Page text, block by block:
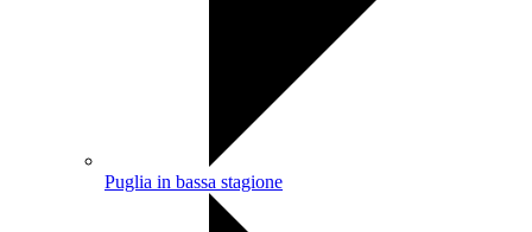
Puglia in bassa stagione